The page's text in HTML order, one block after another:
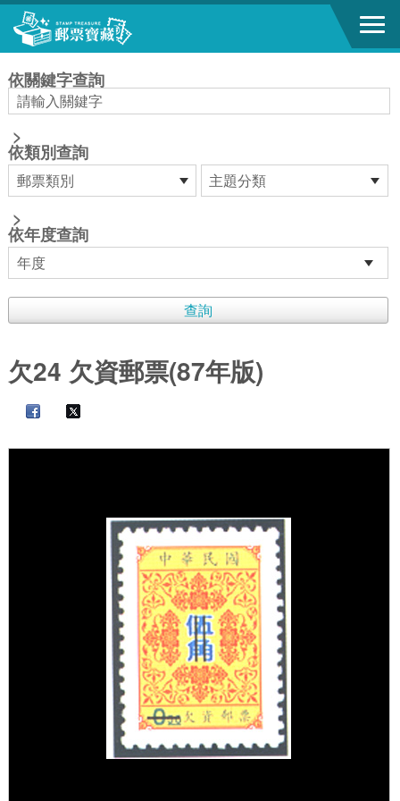
跳到主要內容區塊
依關鍵字查詢
>
依類別查詢
>
依年度查詢
欠24 欠資郵票(87年版)